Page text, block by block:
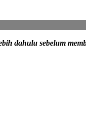
dahulu sebelum